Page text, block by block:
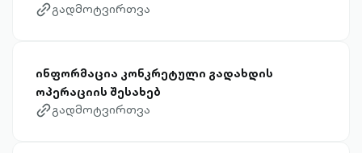
link-diagonal-outlined
გადმოტვირთვა
ინფორმაცია კონკრეტული გადახდის
ოპერაციის შესახებ
link-diagonal-outlined
გადმოტვირთვა